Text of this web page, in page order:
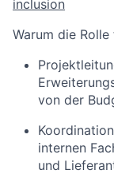
inclusion
Warum die
von der
internen
und